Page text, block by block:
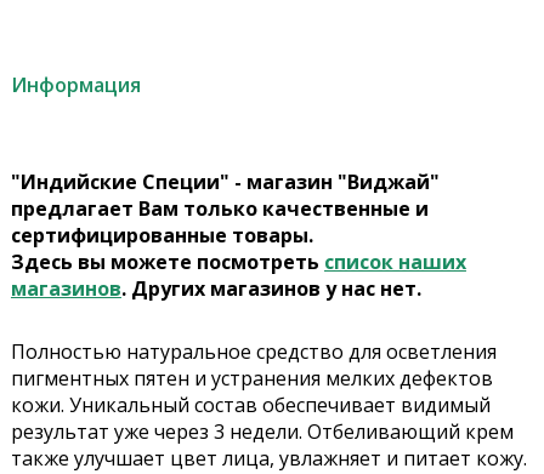
Информация
"Индийские Специи" - магазин "Виджай"
предлагает Вам только качественные и
сертифицированные товары.
Здесь вы можете посмотреть список наших
магазинов. Других магазинов у нас нет.
Полностью натуральное средство для осветления
пигментных пятен и устранения мелких дефектов
кожи. Уникальный состав обеспечивает видимый
результат уже через 3 недели. Отбеливающий крем
также улучшает цвет лица, увлажняет и питает кожу.